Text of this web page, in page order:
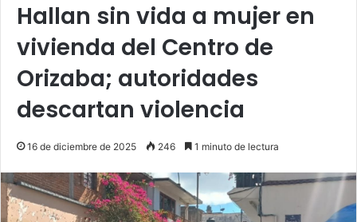
Hallan sin vida a mujer en
vivienda del Centro de
Orizaba; autoridades
descartan violencia
16 de diciembre de 2025 246 1 minuto de lectura